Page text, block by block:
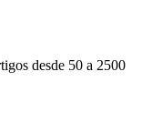
desde 50 a 2500